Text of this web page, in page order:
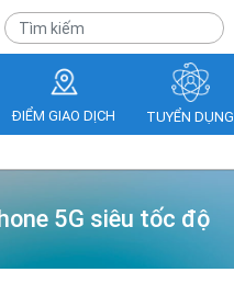
ĐIỂM GIAO DỊCH TUYỂN DỤNG
5G siêu tốc độ